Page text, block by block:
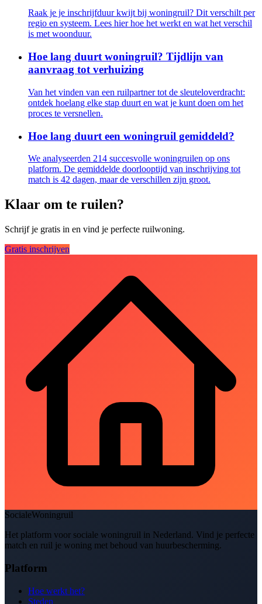
Raak je je inschrijfduur kwijt bij woningruil? Dit verschilt per
regio en systeem. Lees hier hoe het werkt en wat het verschil
is met woonduur.
Hoe lang duurt woningruil? Tijdlijn van
aanvraag tot verhuizing
Van het vinden van een ruilpartner tot de sleuteloverdracht:
ontdek hoelang elke stap duurt en wat je kunt doen om het
proces te versnellen.
Hoe lang duurt een woningruil gemiddeld?
We analyseerden 214 succesvolle woningruilen op ons
platform. De gemiddelde doorlooptijd van inschrijving tot
match is 42 dagen, maar de verschillen zijn groot.
Klaar om te ruilen?
Schrijf je gratis in en vind je perfecte ruilwoning.
Gratis inschrijven
SocialeWoningruil
Het platform voor sociale woningruil in Nederland. Vind je perfecte
match en ruil je woning met behoud van huurbescherming.
Platform
Hoe werkt het?
Steden